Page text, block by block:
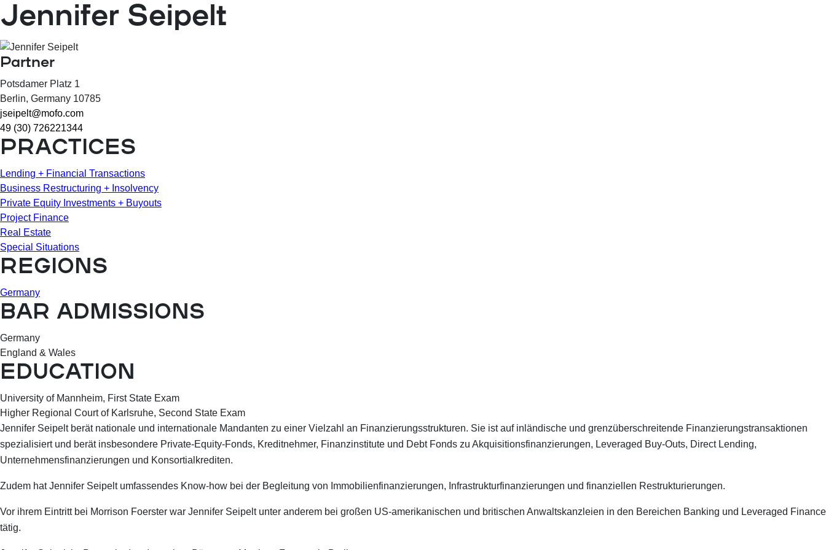
Jennifer Seipelt
Partner
Potsdamer Platz 1
Berlin, Germany 10785
jseipelt@mofo.com
49 (30) 726221344
PRACTICES
Lending + Financial Transactions
Business Restructuring + Insolvency
Private Equity Investments + Buyouts
Project Finance
Real Estate
Special Situations
REGIONS
Germany
BAR ADMISSIONS
Germany
England & Wales
EDUCATION
University of Mannheim, First State Exam
Higher Regional Court of Karlsruhe, Second State Exam
Jennifer Seipelt berät nationale und internationale Mandanten zu einer Vielzahl an Finanzierungsstrukturen. Sie ist auf inländische und grenzüberschreitende Finanzierungstransaktionen
spezialisiert und berät insbesondere Private-Equity-Fonds, Kreditnehmer, Finanzinstitute und Debt Fonds zu Akquisitionsfinanzierungen, Leveraged Buy-Outs, Direct Lending,
Unternehmensfinanzierungen und Konsortialkrediten.
Zudem hat Jennifer Seipelt umfassendes Know-how bei der Begleitung von Immobilienfinanzierungen, Infrastrukturfinanzierungen und finanziellen Restrukturierungen.
Vor ihrem Eintritt bei Morrison Foerster war Jennifer Seipelt unter anderem bei großen US-amerikanischen und britischen Anwaltskanzleien in den Bereichen Banking und Leveraged Finance
tätig.